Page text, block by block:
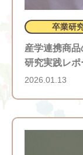
卒業研
産学連携商
研究実践レポ
2026.01.13